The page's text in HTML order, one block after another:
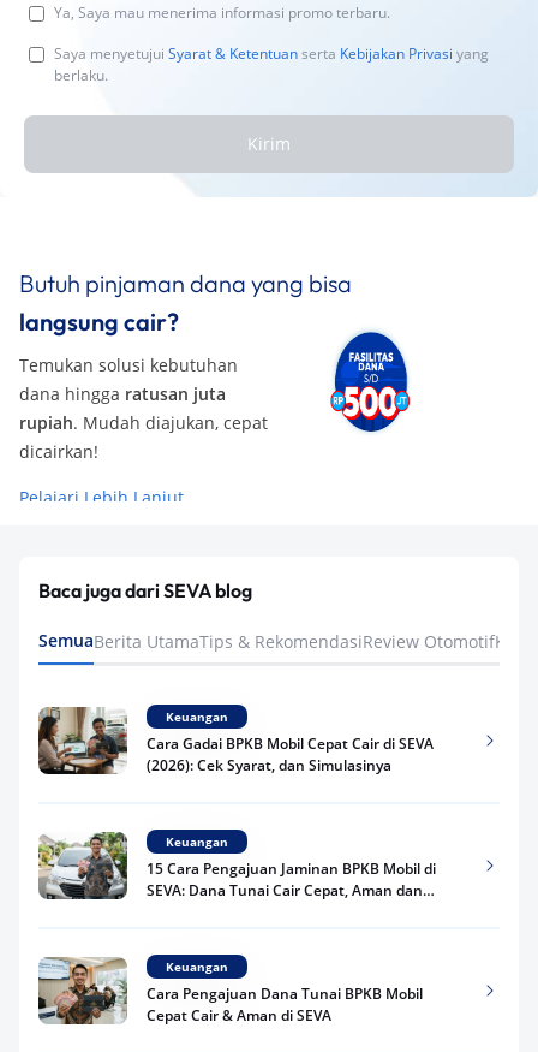
Ya, Saya mau menerima informasi promo terbaru.
Saya menyetujui Syarat & Ketentuanserta Kebijakan Privasi yang
berlaku.
Kirim
Butuh pinjaman dana yang bisa
langsung cair?
Temukan solusi kebutuhan
dana hingga ratusan juta
rupiah. Mudah diajukan, cepat
dicairkan!
Pelajari Lebih Lanjut
Baca juga dari SEVA blog
SemuaBerita UtamaTips & RekomendasiReview Otomotif
Keuangan
Cara Gadai BPKB Mobil Cepat Cair di SEVA
(2026): Cek Syarat, dan Simulasinya
Keuangan
15 Cara Pengajuan Jaminan BPKB Mobil di
SEVA: Dana Tunai Cair Cepat, Aman dan
Keuangan
Cara Pengajuan Dana Tunai BPKB Mobil
Cepat Cair & Aman di SEVA